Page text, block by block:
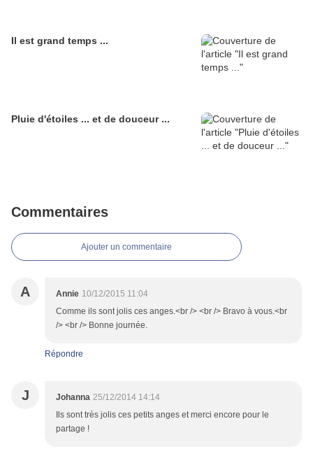
Il est grand temps ...
Pluie d'étoiles ... et de douceur ...
Commentaires
Ajouter un commentaire
A Annie 10/12/2015 11:04
Comme ils sont jolis ces anges.<br /> <br /> Bravo à vous.<br
/> <br /> Bonne journée.
Répondre
J Johanna 25/12/2014 14:14
Ils sont très jolis ces petits anges et merci encore pour le
partage !